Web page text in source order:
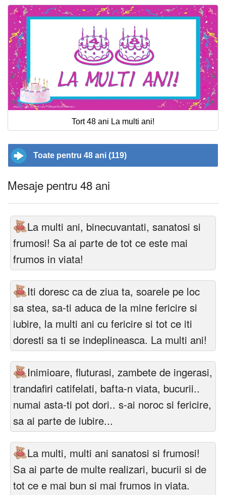
Tort 48 ani La multi ani!
Toate pentru 48 ani (119)
Mesaje pentru 48 ani
La multi ani, binecuvantati, sanatosi si
frumosi! Sa ai parte de tot ce este mai
frumos in viata!
Iti doresc ca de ziua ta, soarele pe loc
sa stea, sa-ti aduca de la mine fericire si
iubire, la multi ani cu fericire si tot ce iti
doresti sa ti se indeplineasca. La multi ani!
Inimioare, fluturasi, zambete de ingerasi,
trandafiri catifelati, bafta-n viata, bucurii..
numai asta-ti pot dori.. s-ai noroc si fericire,
sa ai parte de iubire...
La multi, multi ani sanatosi si frumosi!
Sa ai parte de multe realizari, bucurii si de
tot ce e mai bun si mai frumos in viata.